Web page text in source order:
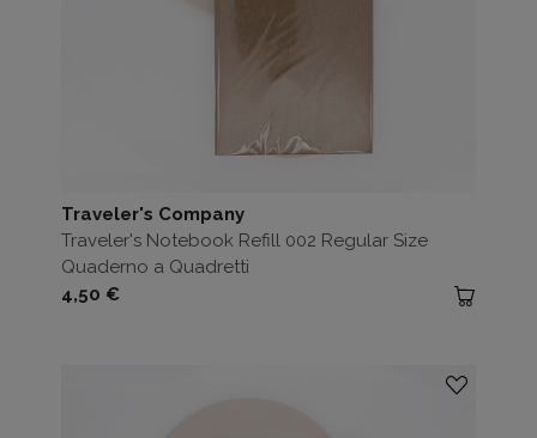
Traveler's Company
Traveler's Notebook Refill 002 Regular Size
Quaderno a Quadretti
Prezzo
4,50 €